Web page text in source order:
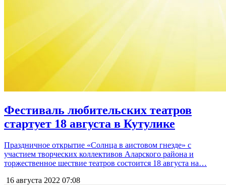
Фестиваль любительских театров
стартует 18 августа в Кутулике
Праздничное открытие «Солнца в аистовом гнезде» с
участием творческих коллективов Аларского района и
торжественное шествие театров состоится 18 августа на…
16 августа 2022 07:08